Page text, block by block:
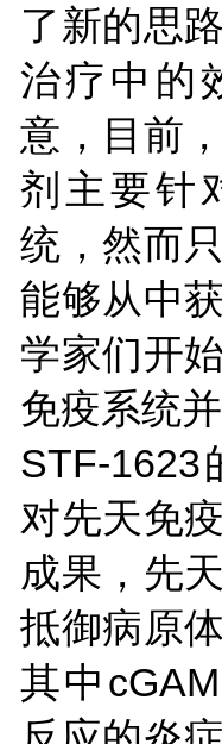
了新的思
治疗中的
意，目前
剂主要针
统，然而
能够从中
学家们开
免疫系统
STF-
对先天免
成果，先
抵御病原
其中